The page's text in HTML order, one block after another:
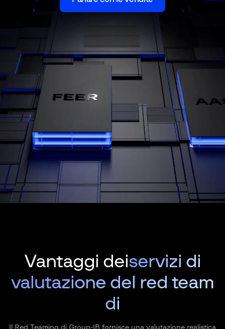
Vantaggi deiservizi di
valutazione del red team
di
Il Red Teaming di Group-IB fornisce una valutazione realistica